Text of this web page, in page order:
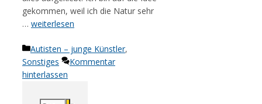
gekommen, weil ich die Natur sehr
… weiterlesen
Kategorien
Autisten – junge Künstler,
Sonstiges
Kommentar
hinterlassen